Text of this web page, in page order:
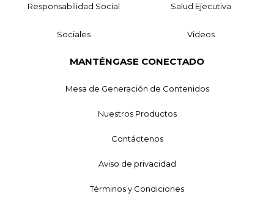
Responsabilidad Social Salud Ejecutiva
Sociales Videos
MANTÉNGASE CONECTADO
Mesa de Generación de Contenidos
Nuestros Productos
Contáctenos
Aviso de privacidad
Términos y Condiciones